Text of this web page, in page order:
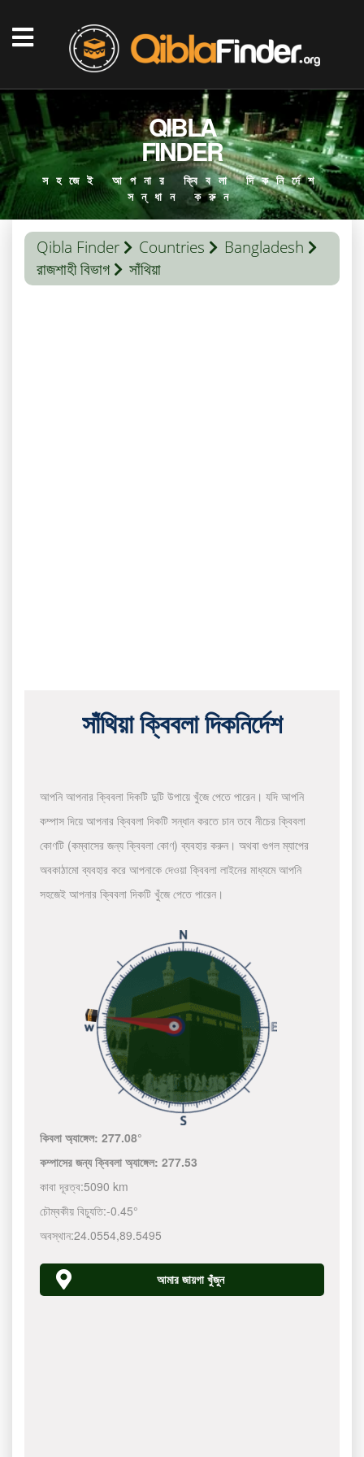
QIBLA
FINDER
সহজেই আপনার ক্বিবলা দিকনির্দেশ
সন্ধান করুন
Qibla Finder Countries
Bangladesh
রাজশাহী বিভাগ
সাঁথিয়া
সাঁথিয়া ক্বিবলা দিকনির্দেশ
আপনি আপনার ক্বিবলা দিকটি দুটি উপায়ে খুঁজে পেতে পারেন। যদি আপনি
কম্পাস দিয়ে আপনার ক্বিবলা দিকটি সন্ধান করতে চান তবে নীচের ক্বিবলা
কোণটি (কম্বাসের জন্য ক্বিবলা কোণ) ব্যবহার করুন। অথবা গুগল ম্যাপের
অবকাঠামো ব্যবহার করে আপনাকে দেওয়া ক্বিবলা লাইনের মাধ্যমে আপনি
সহজেই আপনার ক্বিবলা দিকটি খুঁজে পেতে পারেন।
কিবলা অ্যাঙ্গেল:277.08°
কম্পাসের জন্য ক্বিবলা অ্যাঙ্গেল:277.53
কাবা দূরত্ব:5090 km
চৌম্বকীয় বিচ্যুতি:-0.45°
অবস্থান:24.0554,89.5495
আমার জায়গা খুঁজুন